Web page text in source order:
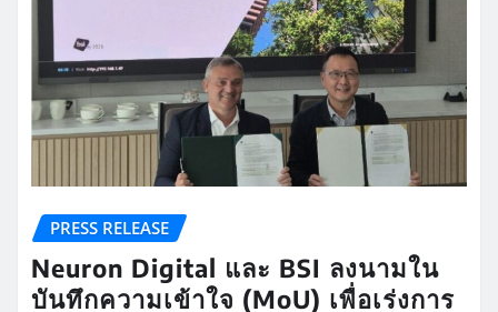
PRESS RELEASE
Neuron Digital และ BSI ลงนามใน
บันทึกความเข้าใจ (MoU) เพื่อเร่งการ